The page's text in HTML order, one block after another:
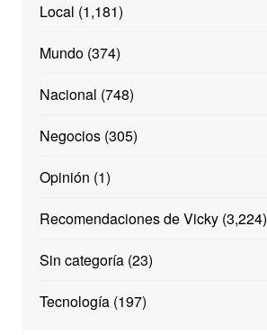
Local (1,181)
Mundo(374)
Nacional (748)
Negocios(305)
Opinión (1)
Recomendaciones de Vicky(3,224)
Sin categoría(23)
Tecnología(197)